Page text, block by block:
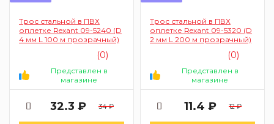
Трос стальной в ПВХ
оплетке Rexant 09-5240 (D
4 мм L 100 м прозрачный)
(0)
Представлен в
магазине
32.3 ₽ 34 ₽
Трос стальной в ПВХ
оплетке Rexant 09-5320 (D
2 мм L 200 м прозрачный)
(0)
Представлен в
магазине
11.4 ₽ 12 ₽